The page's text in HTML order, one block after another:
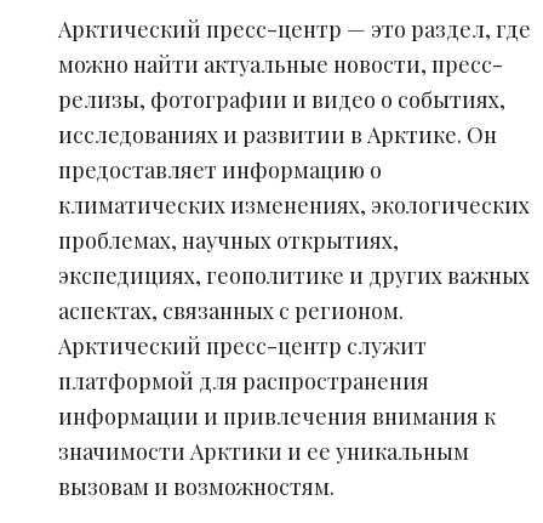
Арктический пресс-центр — это раздел, где
можно найти актуальные новости, пресс-
релизы, фотографии и видео о событиях,
исследованиях и развитии в Арктике. Он
предоставляет информацию о
климатических изменениях, экологических
проблемах, научных открытиях,
экспедициях, геополитике и других важных
аспектах, связанных с регионом.
Арктический пресс-центр служит
платформой для распространения
информации и привлечения внимания к
значимости Арктики и ее уникальным
вызовам и возможностям.